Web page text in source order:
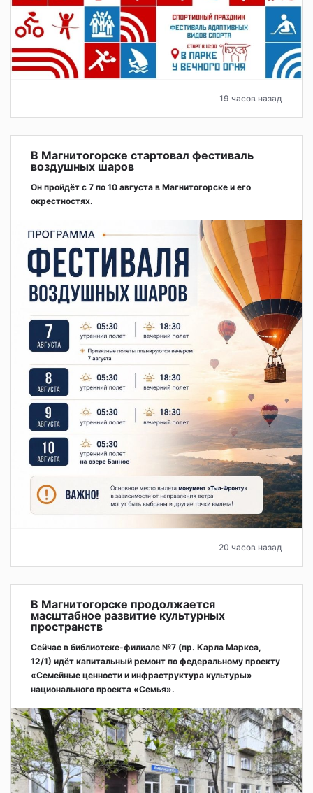
19 часов назад
В Магнитогорске стартовал фестиваль
воздушных шаров
Он пройдёт с 7 по 10 августа в Магнитогорске и его
окрестностях.
20 часов назад
В Магнитогорске продолжается
масштабное развитие культурных
пространств
Сейчас в библиотеке-филиале №7 (пр. Карла Маркса,
12/1) идёт капитальный ремонт по федеральному проекту
«Семейные ценности и инфраструктура культуры»
национального проекта «Семья».